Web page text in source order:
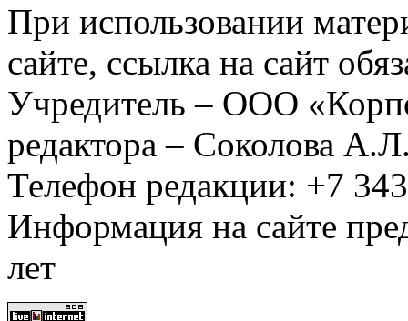
При использовании
сайте, ссылка на сайт
Учредитель – ООО
редактора – Соколова
Телефон редакции: +7
Информация на сайте
лет